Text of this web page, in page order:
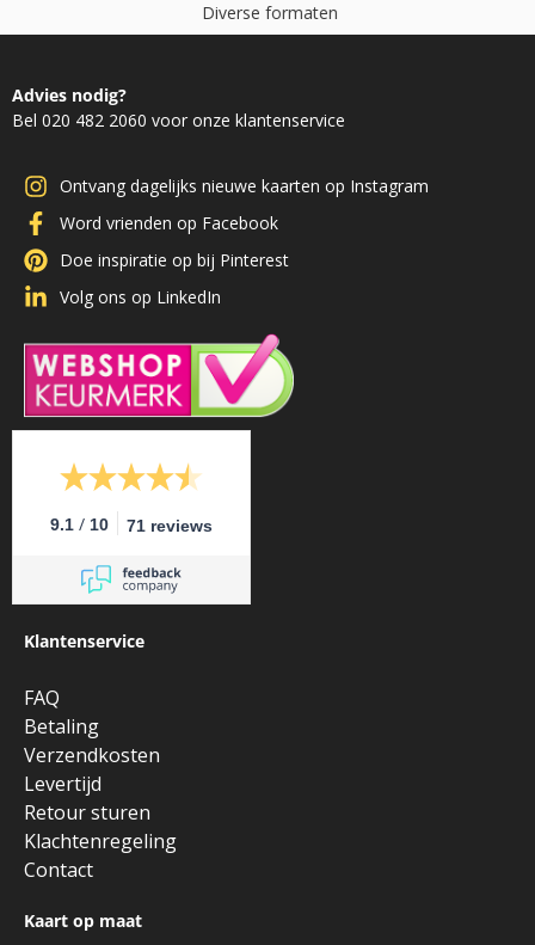
Diverse formaten
Advies nodig?
Bel 020 482 2060 voor onze klantenservice
Ontvang dagelijks nieuwe kaarten op Instagram
Word vrienden op Facebook
Doe inspiratie op bij Pinterest
Volg ons op LinkedIn
9.1 / 10 71 reviews
Klantenservice
FAQ
Betaling
Verzendkosten
Levertijd
Retour sturen
Klachtenregeling
Contact
Kaart op maat